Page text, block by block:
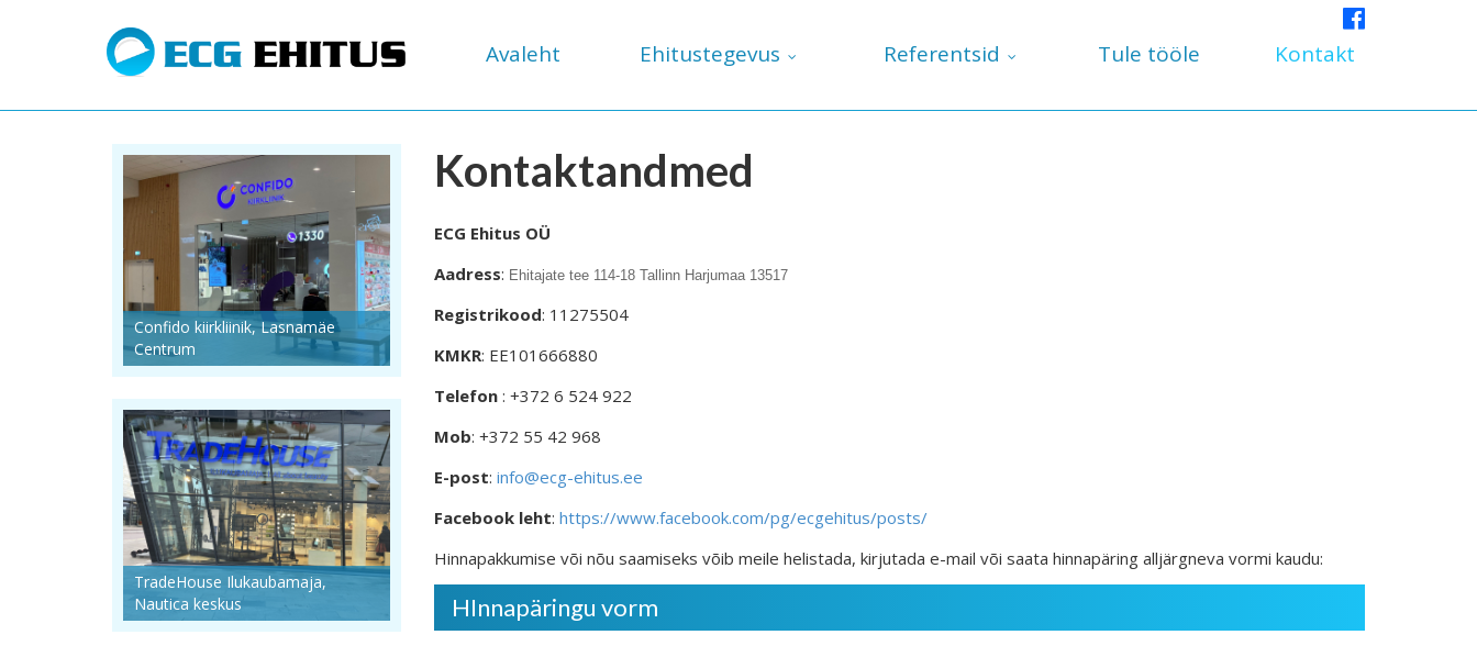
Avaleht Ehitustegevus Referentsid Tule tööle Kontakt
Confido kiirkliinik, Lasnamäe
Centrum
TradeHouse Ilukaubamaja,
Nautica keskus
Kontaktandmed
ECG Ehitus OÜ
Aadress: Ehitajate tee 114-18 Tallinn Harjumaa 13517
Registrikood: 11275504
KMKR: EE101666880
Telefon : +372 6 524 922
Mob: +372 55 42 968
E-post: info@ecg-ehitus.ee
Facebook leht: https://www.facebook.com/pg/ecgehitus/posts/
Hinnapakkumise või nõu saamiseks võib meile helistada, kirjutada e-mail või saata hinnapäring alljärgneva vormi kaudu:
HInnapäringu vorm